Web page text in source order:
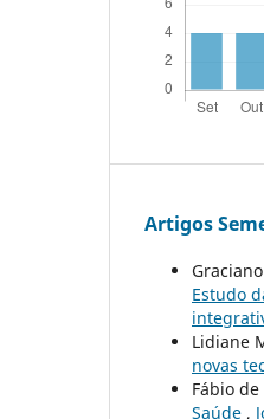
Artigos
Estudo
Lidiane
novas
Fábio
Saúde ,